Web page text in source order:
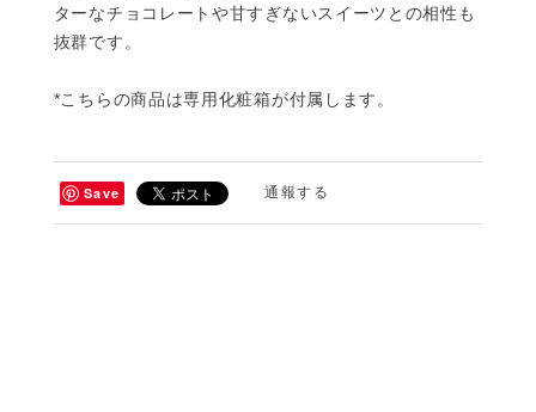
ターなチョコレートや甘すぎないスイーツとの相性も
抜群です。
*こちらの商品は専用化粧箱が付属します。
Save 通報する